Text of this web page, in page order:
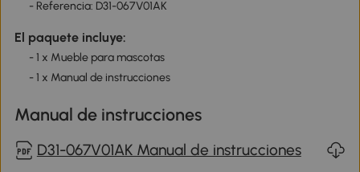
- Referencia: D31-067V01AK
El paquete incluye:
- 1 x Mueble para mascotas
- 1 x Manual de instrucciones
Manual de instrucciones
D31-067V01AK Manual de instrucciones